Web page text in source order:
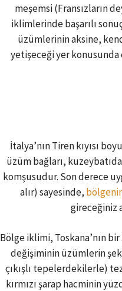
meşemsi (Fransızların
iklimlerinde başarılı
üzümlerinin aksine,
yetişeceği yer konusunda
İtalya’nın Tiren kıyısı
üzüm bağları,
komşusudur. Son derece
alır) sayesinde,
gireceğiniz
Bölge iklimi, Toskana’nın
değişiminin üzümlerin
çıkışlı tepelerdekilerle)
kırmızı şarap hacminin